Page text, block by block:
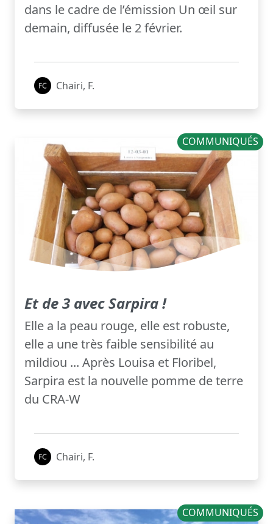
dans le cadre de l’émission Un œil sur
demain, diffusée le 2 février.
Chairi, F.
COMMUNIQUÉS
Et de 3 avec Sarpira !
Elle a la peau rouge, elle est robuste,
elle a une très faible sensibilité au
mildiou ... Après Louisa et Floribel,
Sarpira est la nouvelle pomme de terre
du CRA-W
Chairi, F.
COMMUNIQUÉS